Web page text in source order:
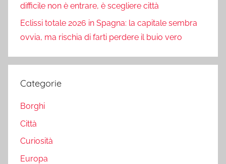
difficile non è entrare, è scegliere città
Eclissi totale 2026 in Spagna: la capitale sembra
ovvia, ma rischia di farti perdere il buio vero
Categorie
Borghi
Città
Curiosità
Europa